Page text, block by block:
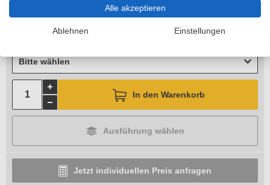
Bitte wählen
In den Warenkorb
Ausführung wählen
Jetzt individuellen Preis anfragen
Alle akzeptieren
Ablehnen Einstellungen